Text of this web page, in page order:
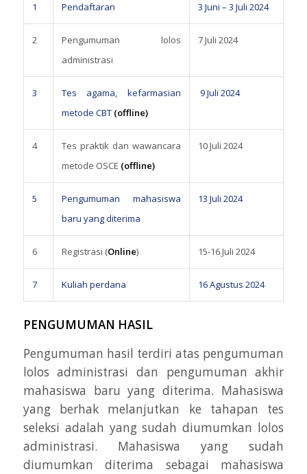
1 Pendaftaran 3 Juni – 3 Juli 2024
2
Pengumuman lolos
administrasi
7 Juli 2024
3
Tes agama, kefarmasian
metode CBT (offline)
9 Juli 2024
4
Tes praktik dan wawancara
metode OSCE (offline)
10 Juli 2024
5
Pengumuman mahasiswa
baru yang diterima
13 Juli 2024
6 Registrasi (Online) 15-16 Juli 2024
7 Kuliah perdana 16 Agustus 2024
PENGUMUMAN HASIL
Pengumuman hasil terdiri atas pengumuman
lolos administrasi dan pengumuman akhir
mahasiswa baru yang diterima. Mahasiswa
yang berhak melanjutkan ke tahapan tes
seleksi adalah yang sudah diumumkan lolos
administrasi. Mahasiswa yang sudah
diumumkan diterima sebagai mahasiswa